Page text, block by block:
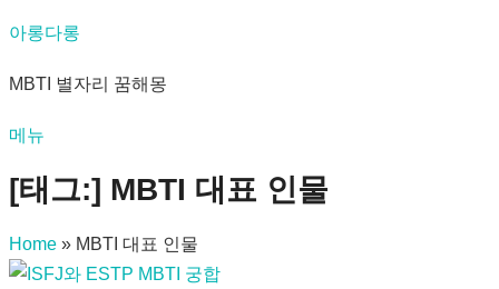
내
으
로
가
기
아롱다롱
MBTI 별자리 꿈해몽
메뉴
[태그:] MBTI 대표 인물
Home » MBTI 대표 인물